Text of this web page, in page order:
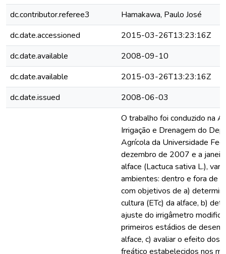
dc.contributor.referee3
Hamakawa, Paulo José
dc.date.accessioned
2015-03-26T13:23:16Z
dc.date.available
2008-09-10
dc.date.available
2015-03-26T13:23:16Z
dc.date.issued
2008-06-03
O trabalho foi conduzido na
Irrigação e Drenagem do
Agrícola da Universidade
dezembro de 2007 e a
alface (Lactuca sativa L.),
ambientes: dentro e fora de
com objetivos de a)
cultura (ETc) da alface, b)
ajuste do irrigâmetro
primeiros estádios de
alface, c) avaliar o efeito dos
freático estabelecidos nos